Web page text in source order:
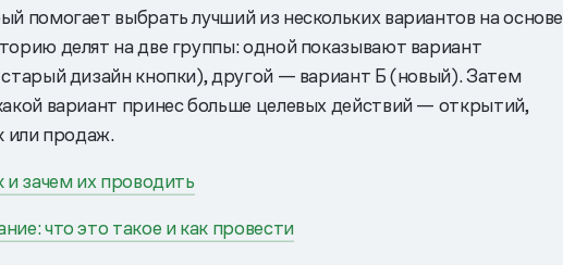
помогает выбрать лучший из нескольких вариантов на основе
делят на две группы: одной показывают вариант
дизайн кнопки), другой — вариант Б (новый). Затем
вариант принес больше целевых действий — открытий,
или продаж.
и зачем их проводить
что это такое и как провести